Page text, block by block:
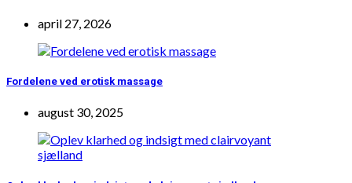
april 27, 2026
Fordelene ved erotisk massage
august 30, 2025